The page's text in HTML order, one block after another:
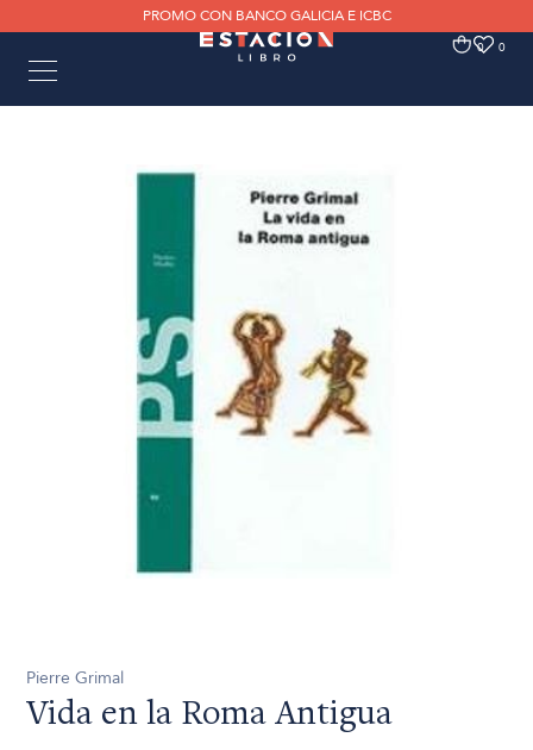
PROMO CON BANCO GALICIA E ICBC
0 0
Pierre Grimal
Vida en la Roma Antigua